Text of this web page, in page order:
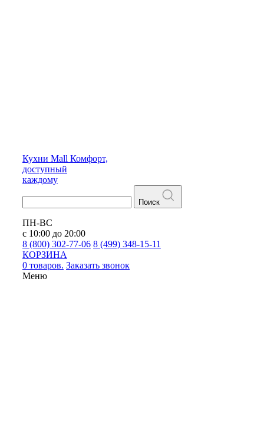
Кухни Mall Комфорт,
доступный
каждому
Поиск
ПН-ВС
с 10:00 до 20:00
8 (800) 302-77-06 8 (499) 348-15-11
КОРЗИНА
0 товаров. Заказать звонок
Меню